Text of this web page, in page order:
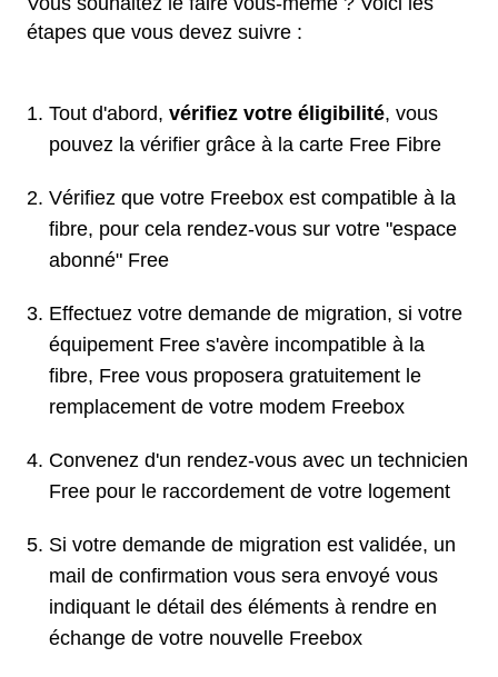
étapes que vous devez suivre :
Tout d'abord, vérifiez votre éligibilité, vous
pouvez la vérifier grâce à la carte Free Fibre
Vérifiez que votre Freebox est compatible à la
fibre, pour cela rendez-vous sur votre "espace
abonné" Free
Effectuez votre demande de migration, si votre
équipement Free s'avère incompatible à la
fibre, Free vous proposera gratuitement le
remplacement de votre modem Freebox
Convenez d'un rendez-vous avec un technicien
Free pour le raccordement de votre logement
Si votre demande de migration est validée, un
mail de confirmation vous sera envoyé vous
indiquant le détail des éléments à rendre en
échange de votre nouvelle Freebox